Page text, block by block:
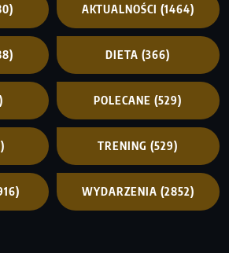
AKTUALNOŚCI (1464)
DIETA (366)
POLECANE (529)
TRENING (529)
WYDARZENIA (2852)